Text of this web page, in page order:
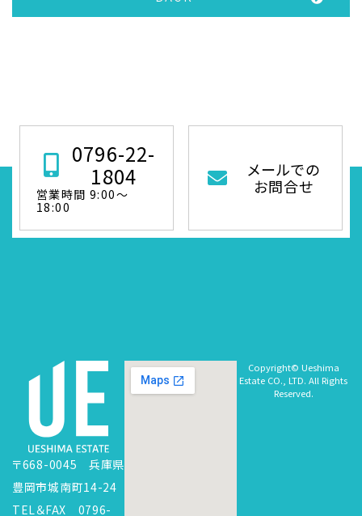
0796-22-
1804
営業時間 9:00～
18:00
メールでの
お問合せ
〒668-0045 兵庫県
豊岡市城南町14-24
TEL＆FAX 0796-
Copyright© Ueshima
Estate CO., LTD. All Rights
Reserved.